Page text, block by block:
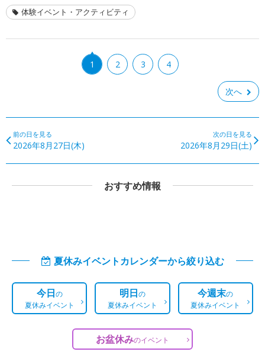
体験イベント・アクティビティ
1 2 3 4
次へ
前の日を見る
2026年8月27日(木)
次の日を見る
2026年8月29日(土)
おすすめ情報
夏休みイベントカレンダーから絞り込む
今日の
夏休みイベント
明日の
夏休みイベント
今週末の
夏休みイベント
お盆休みのイベント